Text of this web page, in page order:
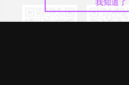
我知道了